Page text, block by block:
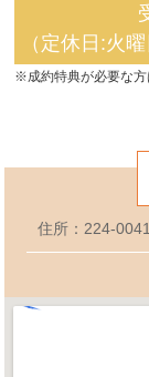
（定休日:火
※成約特典が必要な方
住所：224-